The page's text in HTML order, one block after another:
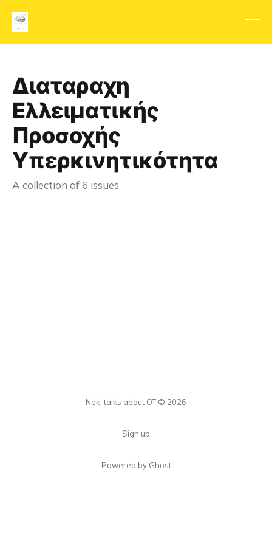
Διαταραχη
Ελλειματικής
Προσοχής
Υπερκινητικότητα
A collection of 6 issues
Neki talks about OT © 2026
Sign up
Powered by Ghost